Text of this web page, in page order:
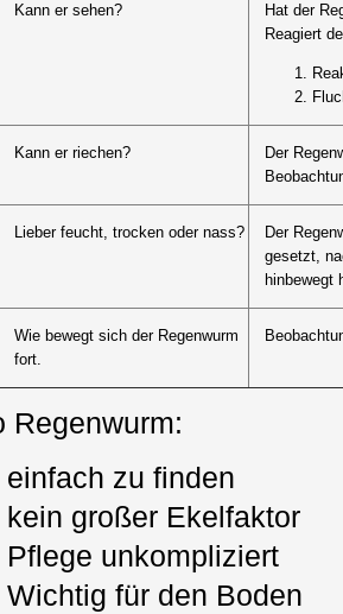
Kann er sehen?
Hat der
Reagiert
Kann er riechen?
Der
Lieber feucht, trocken oder nass?
Der
gesetzt,
hinbewegt
Wie bewegt sich der Regenwurm
fort.
Regenwurm:
einfach zu finden
kein großer Ekelfaktor
Pflege unkompliziert
Wichtig für den Boden